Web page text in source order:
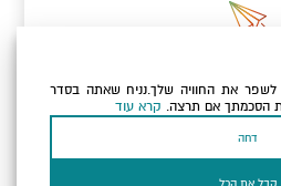
הלמדיניות הפרטיות ולמדיניות
את החוויה שלך.נניח שאתה בסדר
הסכמתך אם תרצה. קרא עוד
דחה